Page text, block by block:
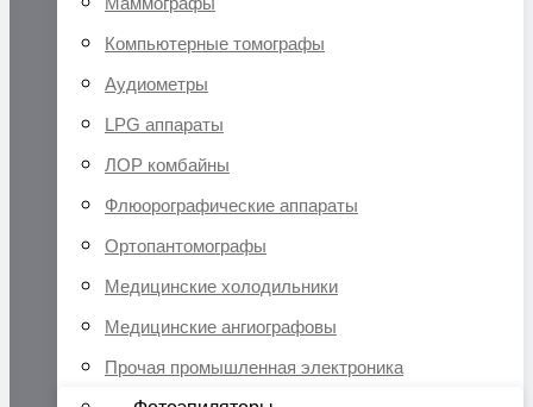
Компьютерные томографы
Аудиометры
LPG аппараты
ЛОР комбайны
Флюорографические аппараты
Ортопантомографы
Медицинские холодильники
Медицинские ангиографовы
Прочая промышленная электроника